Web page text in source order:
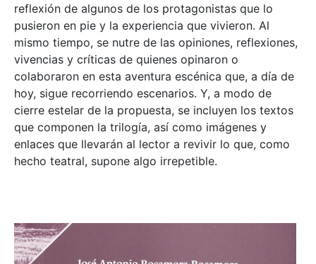
reflexión de algunos de los protagonistas que lo
pusieron en pie y la experiencia que vivieron. Al
mismo tiempo, se nutre de las opiniones, reflexiones,
vivencias y críticas de quienes opinaron o
colaboraron en esta aventura escénica que, a día de
hoy, sigue recorriendo escenarios. Y, a modo de
cierre estelar de la propuesta, se incluyen los textos
que componen la trilogía, así como imágenes y
enlaces que llevarán al lector a revivir lo que, como
hecho teatral, supone algo irrepetible.